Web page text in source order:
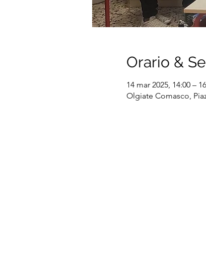
Orario &
14 mar 2025, 14:00 –
Olgiate Comasco,